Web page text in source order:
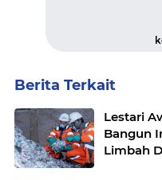
Berita Terkait
Lestari
Bangun
Limbah